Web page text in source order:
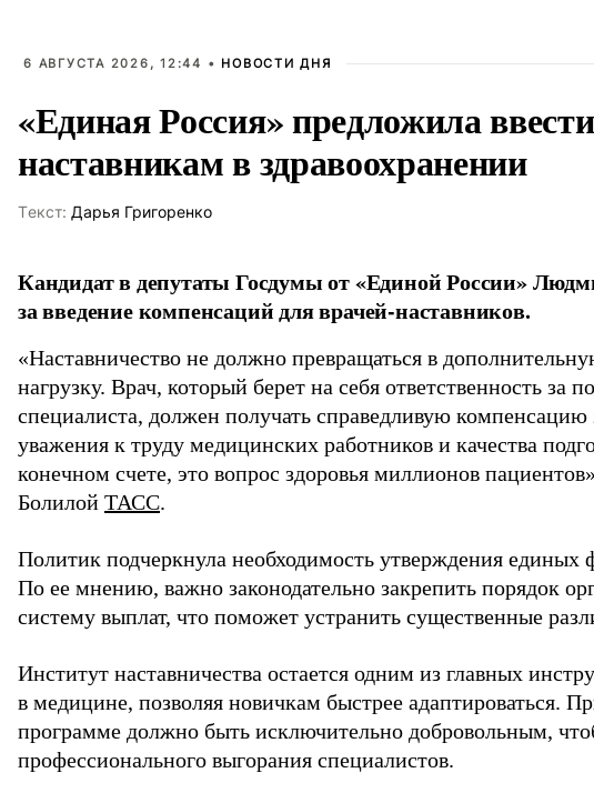
6 АВГУСТА 2026, 12:44 • НОВОСТИ ДНЯ
«Единая Россия» предложила
наставникам в здравоохранении
Tекст: Дарья Григоренко
Кандидат в депутаты Госдумы от «Единой России»
за введение компенсаций для врачей-наставников.
«Наставничество не должно превращаться в
нагрузку. Врач, который берет на себя ответственность за
специалиста, должен получать справедливую компенсацию
уважения к труду медицинских работников и качества
конечном счете, это вопрос здоровья миллионов
Болилой ТАСС.
Политик подчеркнула необходимость утверждения единых
По ее мнению, важно законодательно закрепить порядок
систему выплат, что поможет устранить существенные
Институт наставничества остается одним из главных
в медицине, позволяя новичкам быстрее адаптироваться.
программе должно быть исключительно добровольным,
профессионального выгорания специалистов.